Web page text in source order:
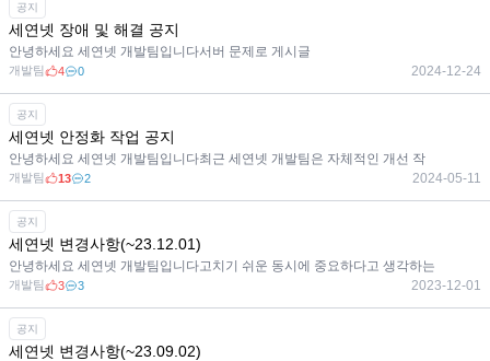
공지
세연넷 장애 및 해결 공지
안녕하세요 세연넷 개발팀입니다서버 문제로 게시글
개발팀 4 0 2024-12-24
공지
세연넷 안정화 작업 공지
안녕하세요 세연넷 개발팀입니다최근 세연넷 개발팀은 자체적인 개선 작
개발팀 13 2 2024-05-11
공지
세연넷 변경사항(~23.12.01)
안녕하세요 세연넷 개발팀입니다고치기 쉬운 동시에 중요하다고 생각하는
개발팀 3 3 2023-12-01
공지
세연넷 변경사항(~23.09.02)